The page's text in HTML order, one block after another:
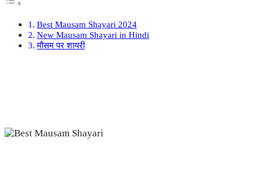
Best Mausam Shayari 2024
New Mausam Shayari in Hindi
मौसम पर शायरी